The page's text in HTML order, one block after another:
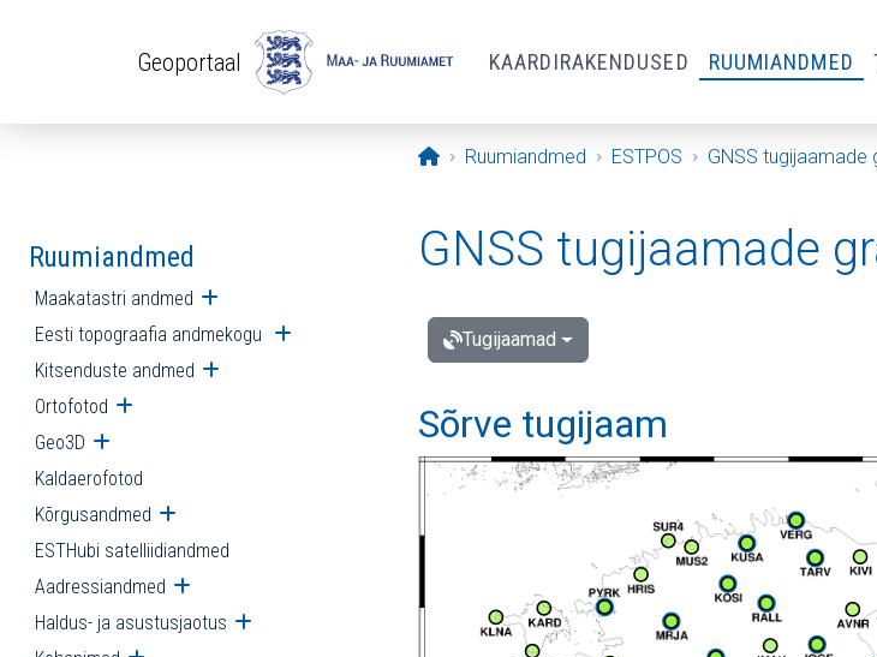
Geoportaal KAARDIRAKENDUSED RUUMIANDMED
Avaleht
Ruumiandmed ESTPOS GNSS tugijaamade
Ruumiandmed
Maakatastri andmed Ava alammenüü
Eesti topograafia andmekogu Ava alammenüü
Kitsenduste andmed Ava alammenüü
Ortofotod Ava alammenüü
Geo3D Ava alammenüü
Kaldaerofotod
Kõrgusandmed Ava alammenüü
ESTHubi satelliidiandmed
Aadressiandmed Ava alammenüü
Haldus- ja asustusjaotus Ava alammenüü
GNSS tugijaamade
Tugijaamad
Sõrve tugijaam